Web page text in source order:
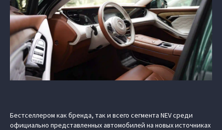
Бестселлером как бренда, так и всего сегмента NEV среди
официально представленных автомобилей на новых источниках